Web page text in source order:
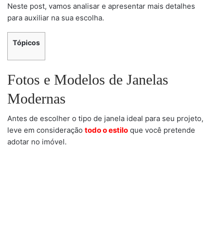
Neste post, vamos analisar e apresentar mais detalhes
para auxiliar na sua escolha.
Tópicos
Fotos e Modelos de Janelas
Modernas
Antes de escolher o tipo de janela ideal para seu projeto,
leve em consideração todo o estilo que você pretende
adotar no imóvel.